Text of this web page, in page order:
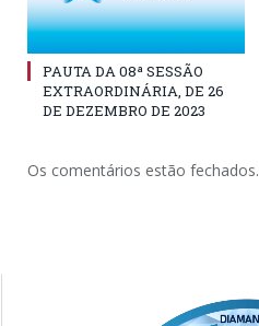
PAUTA DA 08ª SESSÃO
EXTRAORDINÁRIA, DE 26
DE DEZEMBRO DE 2023
Os comentários estão fechados.